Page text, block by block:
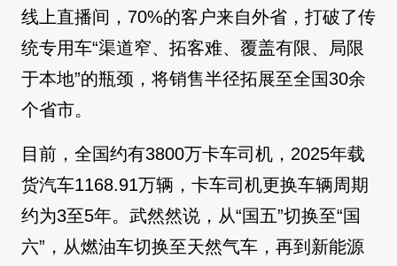
线上直播间，70%的客户来自外省，打破了传
统专用车“渠道窄、拓客难、覆盖有限、局限
于本地”的瓶颈，将销售半径拓展至全国30余
个省市。
目前，全国约有3800万卡车司机，2025年载
货汽车1168.91万辆，卡车司机更换车辆周期
约为3至5年。武然然说，从“国五”切换至“国
六”，从燃油车切换至天然气车，再到新能源